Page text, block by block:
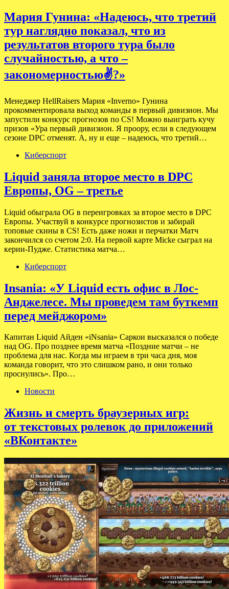
Мария Гунина: «Надеюсь, что третий
тур наглядно показал, что из
результатов второго тура было
случайностью, а что –
закономерностью✌?»
Менеджер HellRaisers Мария «Inverno» Гунина
прокомментировала выход команды в первый дивизион. Мы
запустили конкурс прогнозов по CS! Можно выиграть кучу
призов «Ура первый дивизион. Я проору, если в следующем
сезоне DPC отменят. А, ну и еще – надеюсь, что третий…
Киберспорт
Liquid заняла второе место в DPC
Европы, OG – третье
Liquid обыграла OG в переигровках за второе место в DPC
Европы. Участвуй в конкурсе прогнозистов и забирай
топовые скины в CS! Есть даже ножи и перчатки Матч
закончился со счетом 2:0. На первой карте Micke сыграл на
керии-Пудже. Статистика матча…
Киберспорт
Insania: «У Liquid есть офис в Лос-
Анджелесе. Мы проведем там буткемп
перед мейджором»
Капитан Liquid Айден «iNsania» Саркои высказался о победе
над OG. Про позднее время матча «Поздние матчи – не
проблема для нас. Когда мы играем в три часа дня, моя
команда говорит, что это слишком рано, и они только
проснулись». Про…
Новости
Жизнь и смерть браузерных игр:
от текстовых ролевок до приложений
«ВКонтакте»